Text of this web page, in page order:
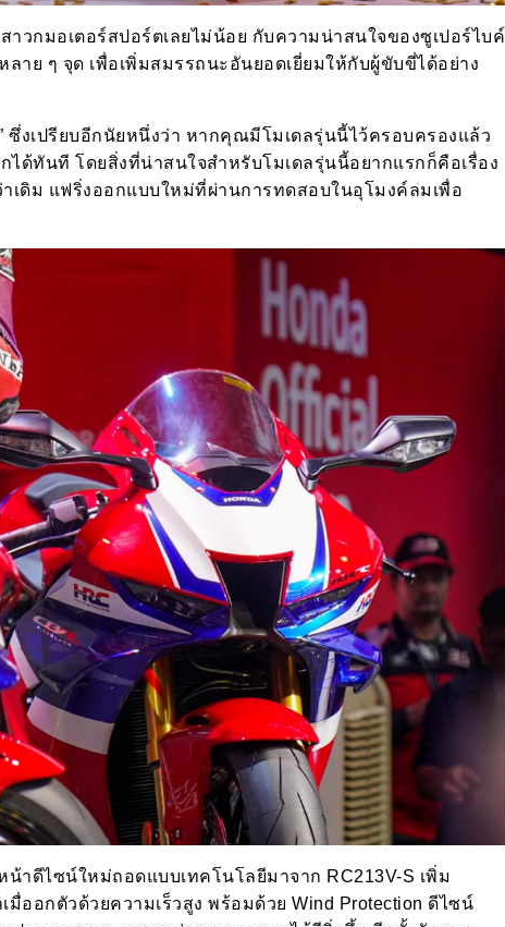
วกมอเตอร์สปอร์ตเลยไม่น้อย กับความน่าสนใจของซูเปอร์ไบค์
าย ๆ จุด เพื่อเพิ่มสมรรถนะอันยอดเยี่ยมให้กับผู้ขับขี่ได้อย่าง
ซึ่งเปรียบอีกนัยหนึ่งว่า หากคุณมีโมเดลรุ่นนี้ไว้ครอบครองแล้ว
ด้ทันที โดยสิ่งที่น่าสนใจสำหรับโมเดลรุ่นนี้อยากแรกก็คือเรื่อง
เดิม แฟริ่งออกแบบใหม่ที่ผ่านการทดสอบในอุโมงค์ลมเพื่อ
าดีไซน์ใหม่ถอดแบบเทคโนโลยีมาจาก RC213V-S เพิ่ม
ออกตัวด้วยความเร็วสูง พร้อมด้วย Wind Protection ดีไซน์